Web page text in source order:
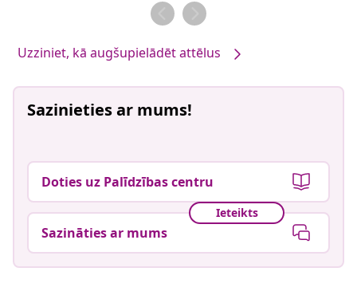
Uzziniet, kā augšupielādēt attēlus
Sazinieties ar mums!
Doties uz Palīdzības centru
Ieteikts
Sazināties ar mums